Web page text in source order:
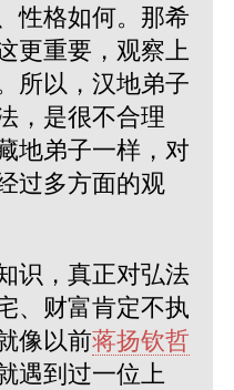
性格如何。那希
更重要，观察上
所以，汉地弟子
，是很不合理
地弟子一样，对
过多方面的观
识，真正对弘法
、财富肯定不执
像以前蒋扬钦哲
遇到过一位上